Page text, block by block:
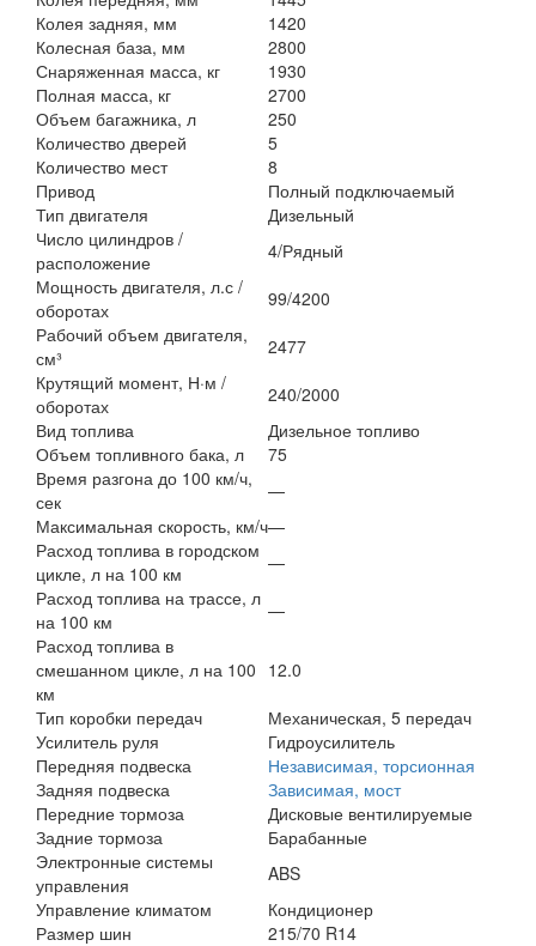
Колея задняя, мм
1420
Колесная база, мм
2800
Снаряженная масса, кг
1930
Полная масса, кг
2700
Объем багажника, л
250
Количество дверей
5
Количество мест
8
Привод
Полный подключаемый
Тип двигателя
Дизельный
Число цилиндров /
расположение
4/Рядный
Мощность двигателя, л.с /
оборотах
99/4200
Рабочий объем двигателя,
см³
2477
Крутящий момент, Н·м /
оборотах
240/2000
Вид топлива
Дизельное топливо
Объем топливного бака, л
75
Время разгона до 100 км/ч,
сек
—
Максимальная скорость, км/ч—
Расход топлива в городском
цикле, л на 100 км
—
Расход топлива на трассе, л
на 100 км
—
Расход топлива в
смешанном цикле, л на 100
км
12.0
Тип коробки передач
Механическая, 5 передач
Усилитель руля
Гидроусилитель
Передняя подвеска
Независимая, торсионная
Задняя подвеска
Зависимая, мост
Передние тормоза
Дисковые вентилируемые
Задние тормоза
Барабанные
Электронные системы
управления
ABS
Управление климатом
Кондиционер
Размер шин
215/70 R14